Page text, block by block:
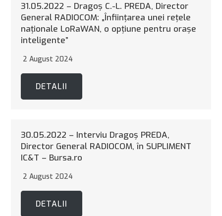
31.05.2022 – Dragoş C.-L. PREDA, Director
General RADIOCOM: „Înfiinţarea unei reţele
naţionale LoRaWAN, o opţiune pentru oraşe
inteligente”
2 August 2024
DETALII
30.05.2022 – Interviu Dragoş PREDA,
Director General RADIOCOM, în SUPLIMENT
IC&T – Bursa.ro
2 August 2024
DETALII